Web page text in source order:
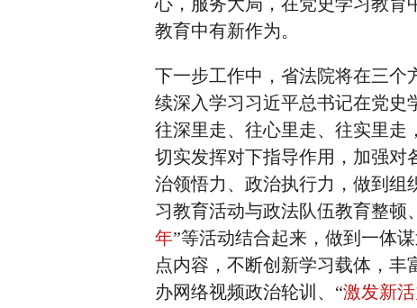
教育中有新作为。
下一步工作中，省法院将在三个
续深入学习习近平总书记在党史
往深里走、往心里走、往实里走
切实发挥对下指导作用，加强对
治领悟力、政治执行力，做到组
习教育活动与政法队伍教育整顿
年”等活动结合起来，做到一体
点内容，不断创新学习载体，
办网络视频政治轮训、“激发新